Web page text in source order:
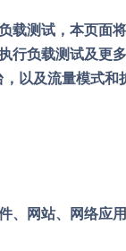
载测试，本页面
行负载测试及更
以及流量模式和
、网站、网络应